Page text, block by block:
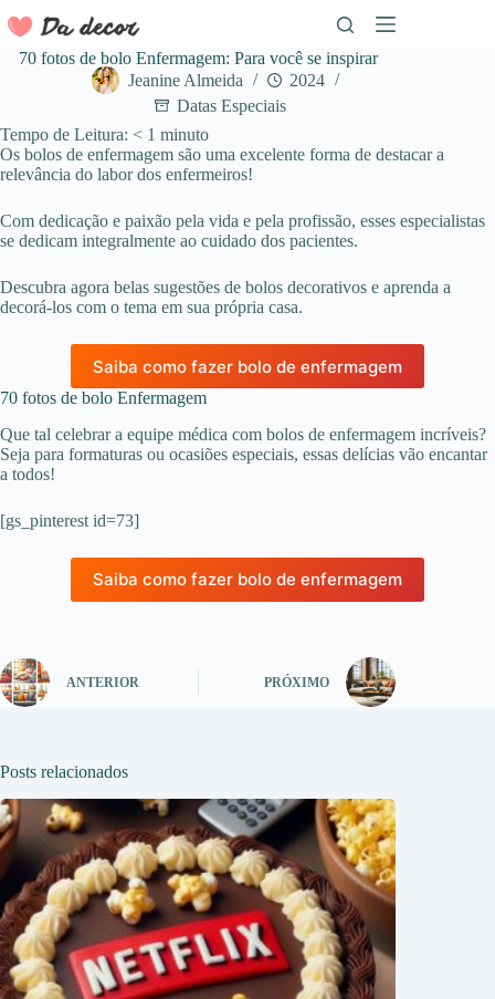
para
conteúdo
70 fotos de bolo Enfermagem: Para você se inspirar
Jeanine Almeida
2024
Datas Especiais
Tempo de Leitura: < 1 minuto
Os bolos de enfermagem são uma excelente forma de destacar a
relevância do labor dos enfermeiros!
Com dedicação e paixão pela vida e pela profissão, esses especialistas
se dedicam integralmente ao cuidado dos pacientes.
Descubra agora belas sugestões de bolos decorativos e aprenda a
decorá-los com o tema em sua própria casa.
Saiba como fazer bolo de enfermagem
70 fotos de bolo Enfermagem
Que tal celebrar a equipe médica com bolos de enfermagem incríveis?
Seja para formaturas ou ocasiões especiais, essas delícias vão encantar
a todos!
[gs_pinterest id=73]
Saiba como fazer bolo de enfermagem
ANTERIOR PRÓXIMO
Posts relacionados